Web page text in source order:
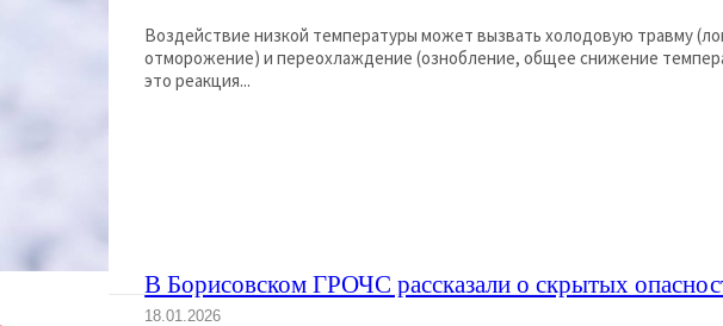
Воздействие низкой температуры может вызвать холодовую травму
отморожение) и переохлаждение (ознобление, общее снижение температуры
это реакция...
В Борисовском ГРОЧС рассказали о скрытых
18.01.2026